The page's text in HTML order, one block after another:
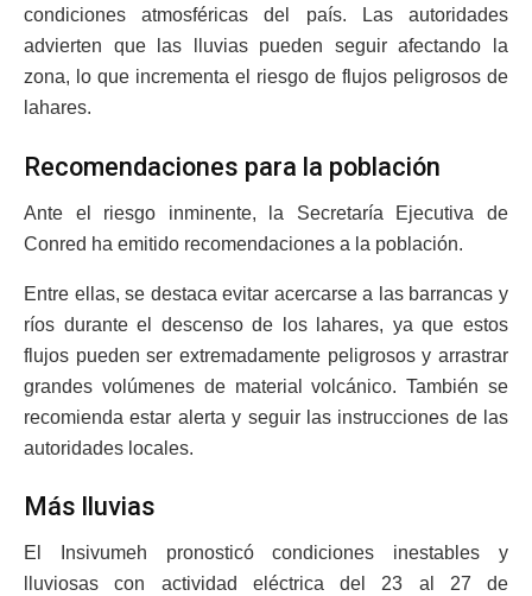
condiciones atmosféricas del país. Las autoridades
advierten que las lluvias pueden seguir afectando la
zona, lo que incrementa el riesgo de flujos peligrosos de
lahares.
Recomendaciones para la población
Ante el riesgo inminente, la Secretaría Ejecutiva de
Conred ha emitido recomendaciones a la población.
Entre ellas, se destaca evitar acercarse a las barrancas y
ríos durante el descenso de los lahares, ya que estos
flujos pueden ser extremadamente peligrosos y arrastrar
grandes volúmenes de material volcánico. También se
recomienda estar alerta y seguir las instrucciones de las
autoridades locales.
Más lluvias
El Insivumeh pronosticó condiciones inestables y
lluviosas con actividad eléctrica del 23 al 27 de